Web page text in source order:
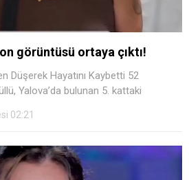
görüntüsü ortaya çıktı!
Düşerek Hayatını Kaybetti 52
Yalova’da bulunan 5. kattaki
02:21